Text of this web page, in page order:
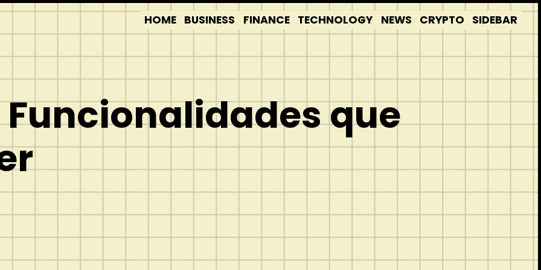
HOME BUSINESS FINANCE TECHNOLOGY NEWS CRYPTO SIDEBAR
Funcionalidades que